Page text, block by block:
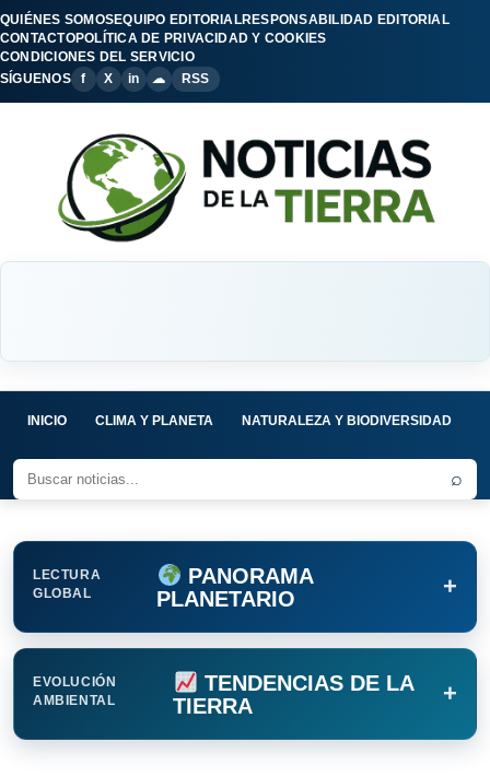
QUIÉNES SOMOSEQUIPO EDITORIALRESPONSABILIDAD EDITORIAL
CONTACTOPOLÍTICA DE PRIVACIDAD Y COOKIES
CONDICIONES DEL SERVICIO
SÍGUENOS
f X in ☁ RSS
INICIO CLIMA Y PLANETA NATURALEZA Y BIODIVERSIDAD
⌕
LECTURA
GLOBAL
PANORAMA
PLANETARIO
+
EVOLUCIÓN
AMBIENTAL
TENDENCIAS DE LA
TIERRA
+